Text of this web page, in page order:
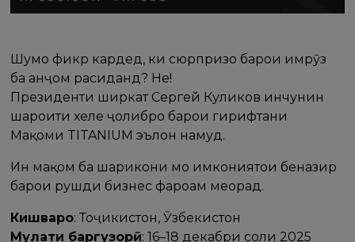
Шумо фикр кардед, ки сюрпризҳо барои имрӯз
ба анҷом расиданд? Не!
Президенти ширкат Сергей Куликов инчунин
шароити хеле ҷолибро барои гирифтани
Мақоми TITANIUM эълон намуд.
Ин мақом ба шарикони мо имкониятҳои беназир
барои рушди бизнес фароҳам меорад.
Кишварҳо: Тоҷикистон, Ӯзбекистон
Муҳлати баргузорӣ: 16–18 декабри соли 2025